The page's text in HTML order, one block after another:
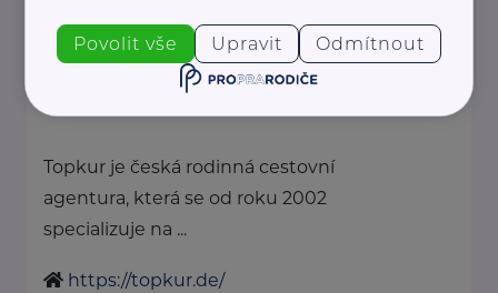
Topkur
Trojská 79/14 Kobylisy, Praha 8
Topkur je česká rodinná cestovní
agentura, která se od roku 2002
specializuje na ...
https://topkur.de/
Povolit vše Upravit Odmítnout